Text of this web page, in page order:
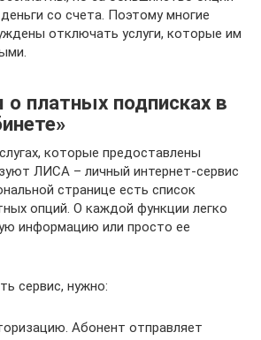
со счета. Поэтому многие
отключать услуги, которые им
платных подписках в
которые предоставлены
ЛИСА – личный интернет-сервис
странице есть список
опций. О каждой функции легко
информацию или просто ее
сервис, нужно:
Абонент отправляет